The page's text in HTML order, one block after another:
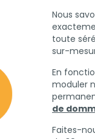
Nous
toute
sur-
En
moduler
de
Faites-